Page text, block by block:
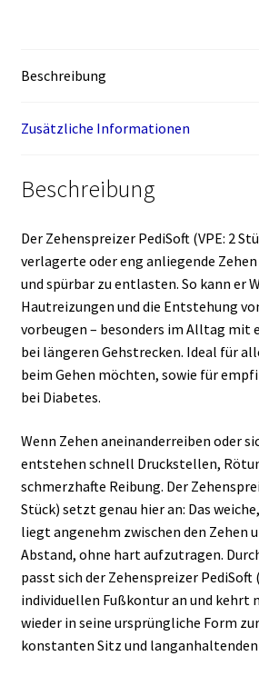
Beschreibung
Zusätzliche Informationen
Beschreibung
Der Zehenspreizer PediSoft (VPE: 2
verlagerte oder eng anliegende
und spürbar zu entlasten. So kann er
Hautreizungen und die Entstehung
vorbeugen – besonders im Alltag mit
bei längeren Gehstrecken. Ideal für
beim Gehen möchten, sowie für
bei Diabetes.
Wenn Zehen aneinanderreiben oder
entstehen schnell Druckstellen,
schmerzhafte Reibung. Der
Stück) setzt genau hier an: Das
liegt angenehm zwischen den Zehen
Abstand, ohne hart aufzutragen.
passt sich der Zehenspreizer PediSoft
individuellen Fußkontur an und kehrt
wieder in seine ursprüngliche Form
konstanten Sitz und